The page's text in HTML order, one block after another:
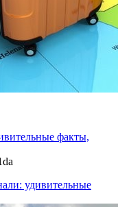
факты,
удивительные